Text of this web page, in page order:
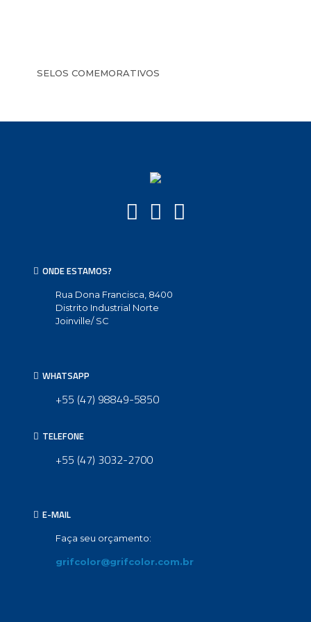
SELOS COMEMORATIVOS
ONDE ESTAMOS?
Rua Dona Francisca, 8400
Distrito Industrial Norte
Joinville/ SC
WHATSAPP
+55 (47) 98849-5850
TELEFONE
+55 (47) 3032-2700
E-MAIL
Faça seu orçamento:
grifcolor@grifcolor.com.br